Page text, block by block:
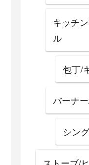
キッチ
ル
包丁/
バーナ
シン